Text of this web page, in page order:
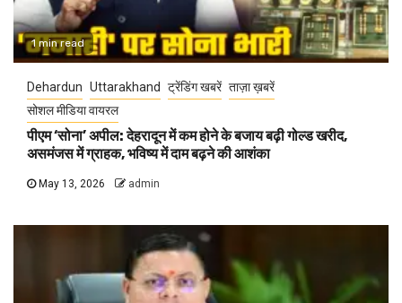
1 min read
Dehardun Uttarakhand ट्रेंडिंग खबरें ताज़ा ख़बरें
सोशल मीडिया वायरल
पीएम ‘सोना’ अपील: देहरादून में कम होने के बजाय बढ़ी गोल्ड खरीद,
असमंजस में ग्राहक, भविष्य में दाम बढ़ने की आशंका
May 13, 2026 admin